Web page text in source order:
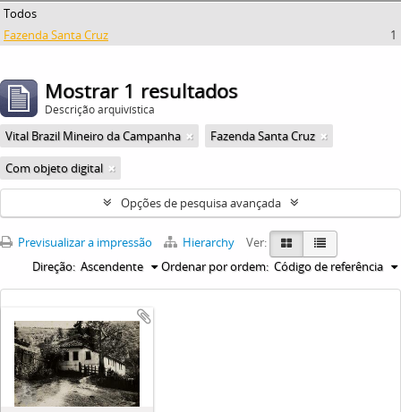
Todos
Fazenda Santa Cruz
1
Mostrar 1 resultados
Descrição arquivística
Vital Brazil Mineiro da Campanha
Fazenda Santa Cruz
Com objeto digital
Opções de pesquisa avançada
Previsualizar a impressão Hierarchy
Ver:
Ordenar por ordem: Código de referência
Direção: Ascendente